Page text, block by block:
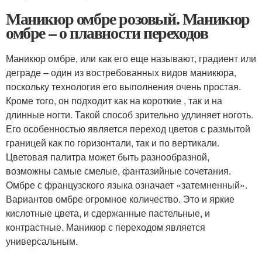
Маникюр омбре розовый. Маникюр
омбре – о плавности переходов
Маникюр омбре, или как его еще называют, градиент или
деграде – один из востребованных видов маникюра,
поскольку технология его выполнения очень простая.
Кроме того, он подходит как на короткие , так и на
длинные ногти. Такой способ зрительно удлиняет ноготь.
Его особенностью является переход цветов с размытой
границей как по горизонтали, так и по вертикали.
Цветовая палитра может быть разнообразной,
возможны самые смелые, фантазийные сочетания.
Омбре с французского языка означает «затемненный».
Вариантов омбре огромное количество. Это и яркие
кислотные цвета, и сдержанные пастельные, и
контрастные. Маникюр с переходом является
универсальным.